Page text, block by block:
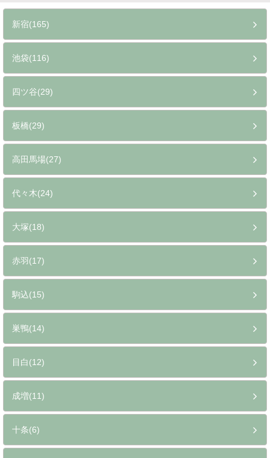
新宿(165)
池袋(116)
四ツ谷(29)
板橋(29)
高田馬場(27)
代々木(24)
大塚(18)
赤羽(17)
駒込(15)
巣鴨(14)
目白(12)
成増(11)
十条(6)